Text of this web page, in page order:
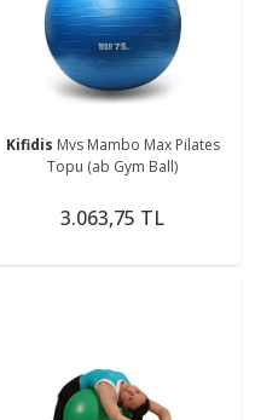
Kifidis Mvs Mambo Max Pilates
Topu (ab Gym Ball)
3.063,75 TL